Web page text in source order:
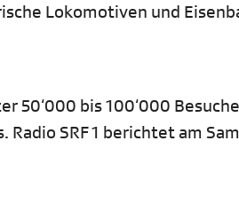
Lokomotiven und
50‘000 bis 100‘000
SRF 1 berichtet am